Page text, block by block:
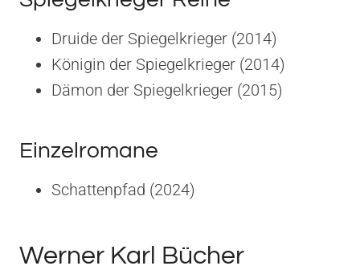
Druide der Spiegelkrieger (2014)
Königin der Spiegelkrieger (2014)
Dämon der Spiegelkrieger (2015)
Einzelromane
Schattenpfad (2024)
Werner Karl Bücher